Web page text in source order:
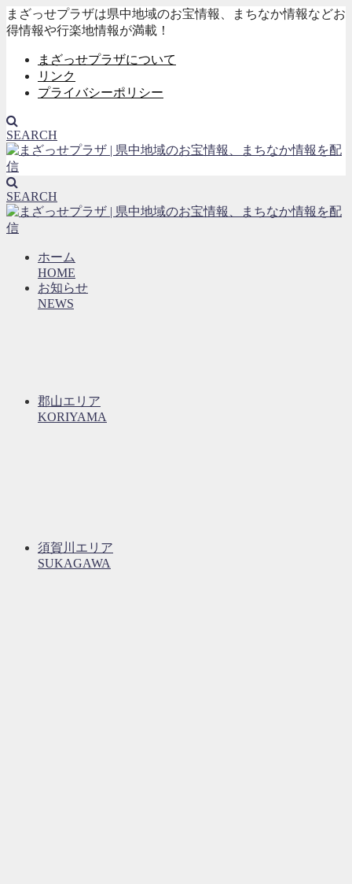
まざっせプラザは県中地域のお宝情報、まちなか情報などお
得情報や行楽地情報が満載！
まざっせプラザについて
リンク
プライバシーポリシー
SEARCH
SEARCH
ホーム
HOME
お知らせ
NEWS
郡山エリア
KORIYAMA
須賀川エリア
SUKAGAWA